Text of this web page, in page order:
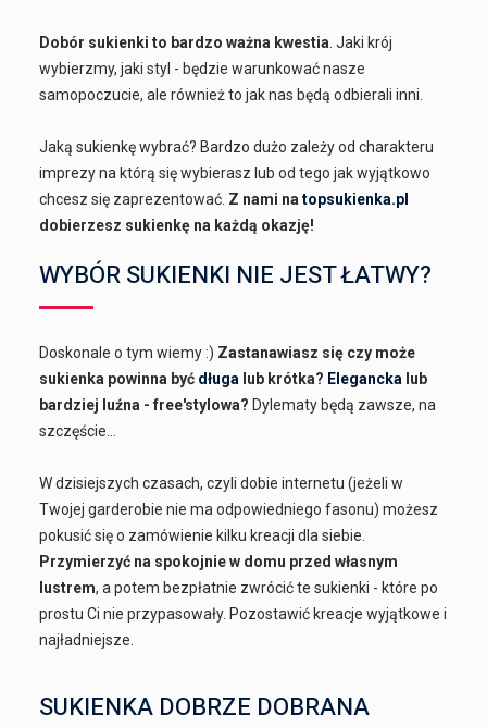
Dobór sukienki to bardzo ważna kwestia . Jaki krój
wybierzmy, jaki styl - będzie warunkować nasze
samopoczucie, ale również to jak nas będą odbierali inni.
Jaką sukienkę wybrać? Bardzo dużo zależy od charakteru
imprezy na którą się wybierasz lub od tego jak wyjątkowo
chcesz się zaprezentować. Z nami natopsukienka.pl
dobierzesz sukienkę na każdą okazję!
WYBÓR SUKIENKI NIE JEST ŁATWY?
Doskonale o tym wiemy :) Zastanawiasz się czy może
sukienka powinna być długa lub krótka? Elegancka lub
bardziej luźna - free'stylowa? Dylematy będą zawsze, na
szczęście...
W dzisiejszych czasach, czyli dobie internetu (jeżeli w
Twojej garderobie nie ma odpowiedniego fasonu) możesz
pokusić się o zamówienie kilku kreacji dla siebie.
Przymierzyć na spokojnie w domu przed własnym
lustrem, a potem bezpłatnie zwrócić te sukienki - które po
prostu Ci nie przypasowały. Pozostawić kreacje wyjątkowe i
najładniejsze.
SUKIENKA DOBRZE DOBRANA